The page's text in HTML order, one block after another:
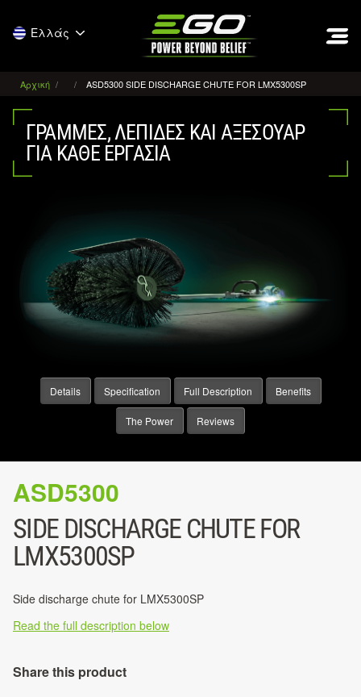
Ελλάς
Αρχική ASD5300 SIDE DISCHARGE CHUTE FOR LMX5300SP
ΓΡΑΜΜΈΣ, ΛΕΠΊΔΕΣ ΚΑΙ ΑΞΕΣΟΥΆΡ
ΓΙΑ ΚΆΘΕ ΕΡΓΑΣΊΑ
Details Specification Full Description Benefits
The Power Reviews
ASD5300
SIDE DISCHARGE CHUTE FOR
LMX5300SP
Side discharge chute for LMX5300SP
Read the full description below
Share this product